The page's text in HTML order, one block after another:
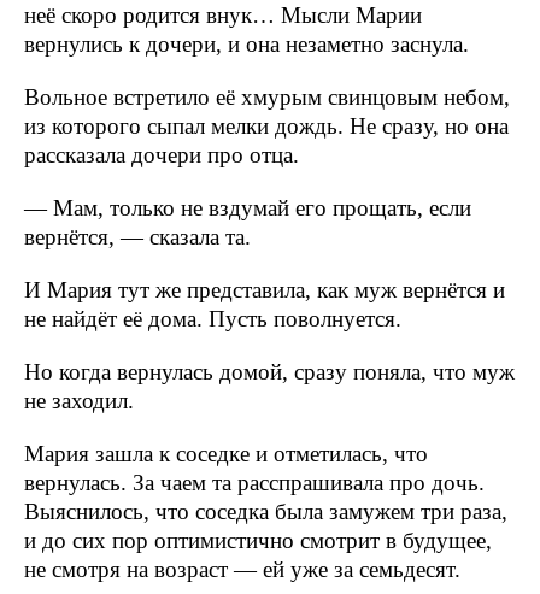
неё скоро родится внук… Мысли Марии
вернулись к дочери, и она незаметно заснула.
Вольное встретило её хмурым свинцовым небом,
из которого сыпал мелки дождь. Не сразу, но она
рассказала дочери про отца.
— Мам, только не вздумай его прощать, если
вернётся, — сказала та.
И Мария тут же представила, как муж вернётся и
не найдёт её дома. Пусть поволнуется.
Но когда вернулась домой, сразу поняла, что муж
не заходил.
Мария зашла к соседке и отметилась, что
вернулась. За чаем та расспрашивала про дочь.
Выяснилось, что соседка была замужем три раза,
и до сих пор оптимистично смотрит в будущее,
не смотря на возраст — ей уже за семьдесят.